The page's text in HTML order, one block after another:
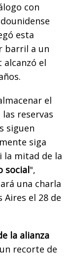
con
esta
barril a un
alcanzó el
el
reservas
siguen
siga
la mitad de la
social",
una charla
Aires el 28 de
la alianza
recorte de